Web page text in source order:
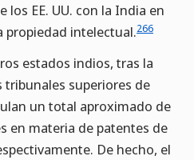
EE. UU. con la India en
propiedad intelectual.266
estados indios, tras la
tribunales superiores de
un total aproximado de
en materia de patentes de
De hecho, el